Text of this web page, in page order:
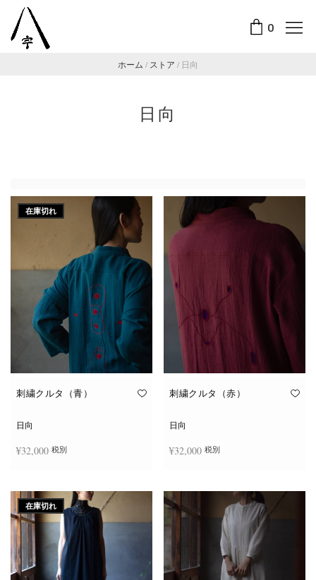
0
ホーム / ストア / 日向
日向
在庫切れ
刺繍クルタ（青）
日向
¥32,000 税別
刺繍クルタ（赤）
日向
¥32,000 税別
在庫切れ